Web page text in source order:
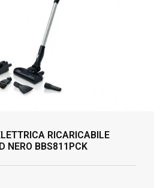
RICARICABILE
NERO BBS811PCK